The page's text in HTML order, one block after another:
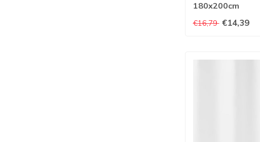
180x200cm
€16,79 €14,39